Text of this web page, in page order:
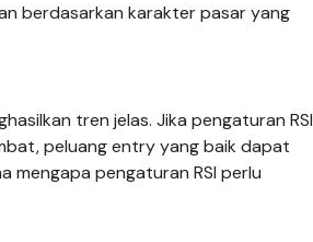
berdasarkan karakter pasar yang
tren jelas. Jika pengaturan RSI
peluang entry yang baik dapat
mengapa pengaturan RSI perlu